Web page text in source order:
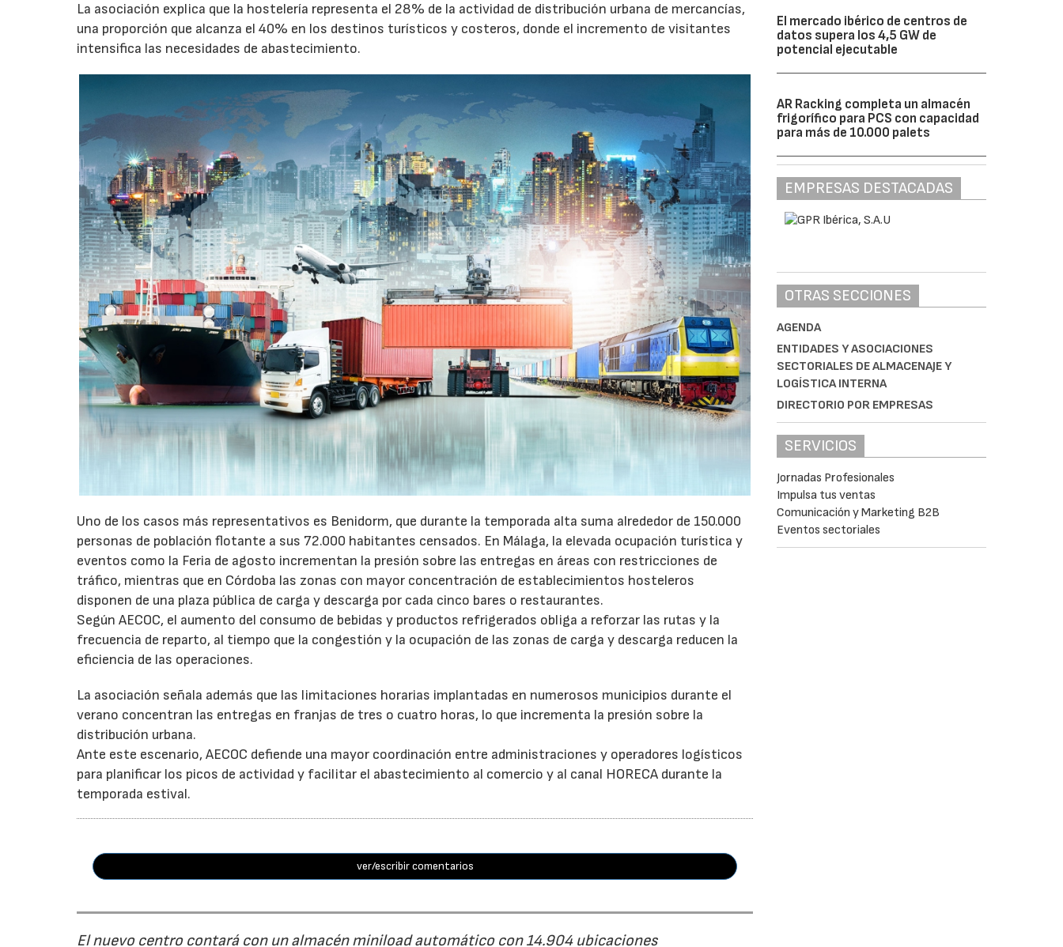
La asociación explica que la hostelería representa el 28% de la actividad de distribución urbana de mercancías,
una proporción que alcanza el 40% en los destinos turísticos y costeros, donde el incremento de visitantes
intensifica las necesidades de abastecimiento.
Uno de los casos más representativos es Benidorm, que durante la temporada alta suma alrededor de 150.000
personas de población flotante a sus 72.000 habitantes censados. En Málaga, la elevada ocupación turística y
eventos como la Feria de agosto incrementan la presión sobre las entregas en áreas con restricciones de
tráfico, mientras que en Córdoba las zonas con mayor concentración de establecimientos hosteleros
disponen de una plaza pública de carga y descarga por cada cinco bares o restaurantes.
Según AECOC, el aumento del consumo de bebidas y productos refrigerados obliga a reforzar las rutas y la
frecuencia de reparto, al tiempo que la congestión y la ocupación de las zonas de carga y descarga reducen la
eficiencia de las operaciones.
La asociación señala además que las limitaciones horarias implantadas en numerosos municipios durante el
verano concentran las entregas en franjas de tres o cuatro horas, lo que incrementa la presión sobre la
distribución urbana.
Ante este escenario, AECOC defiende una mayor coordinación entre administraciones y operadores logísticos
para planificar los picos de actividad y facilitar el abastecimiento al comercio y al canal HORECA durante la
temporada estival.
ver/escribir comentarios
El nuevo centro contará con un almacén miniload automático con 14.904 ubicaciones
El mercado ibérico de centros de
datos supera los 4,5 GW de
potencial ejecutable
AR Racking completa un almacén
frigorífico para PCS con capacidad
para más de 10.000 palets
EMPRESAS DESTACADAS
OTRAS SECCIONES
AGENDA
ENTIDADES Y ASOCIACIONES
SECTORIALES DE ALMACENAJE Y
LOGÍSTICA INTERNA
DIRECTORIO POR EMPRESAS
SERVICIOS
Jornadas Profesionales
Impulsa tus ventas
Comunicación y Marketing B2B
Eventos sectoriales